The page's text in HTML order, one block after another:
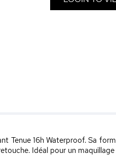
Tenue 16h Waterproof. Sa
Idéal pour un